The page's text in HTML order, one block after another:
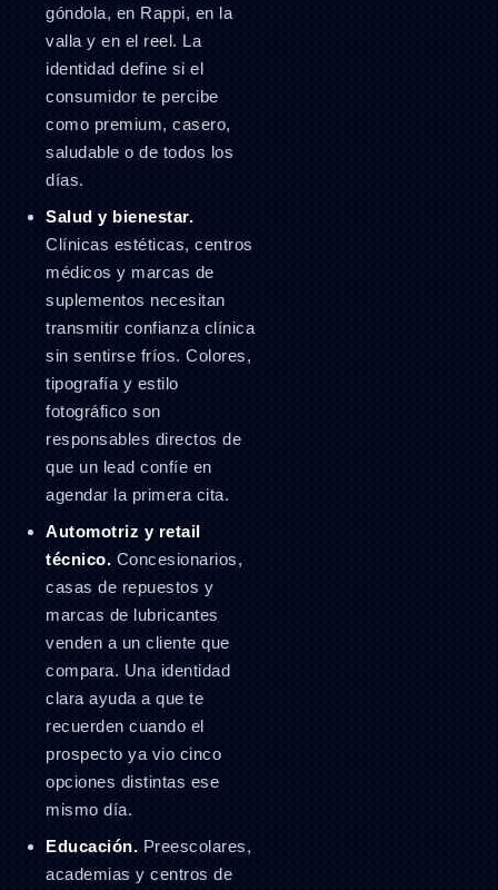
góndola, en Rappi, en la
valla y en el reel. La
identidad define si el
consumidor te percibe
como premium, casero,
saludable o de todos los
días.
Salud y bienestar.
Clínicas estéticas, centros
médicos y marcas de
suplementos necesitan
transmitir confianza clínica
sin sentirse fríos. Colores,
tipografía y estilo
fotográfico son
responsables directos de
que un lead confíe en
agendar la primera cita.
Automotriz y retail
técnico. Concesionarios,
casas de repuestos y
marcas de lubricantes
venden a un cliente que
compara. Una identidad
clara ayuda a que te
recuerden cuando el
prospecto ya vio cinco
opciones distintas ese
mismo día.
Educación. Preescolares,
academias y centros de